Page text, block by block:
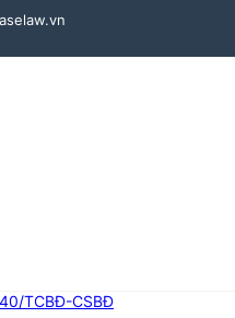
TCBĐ-CSBĐ